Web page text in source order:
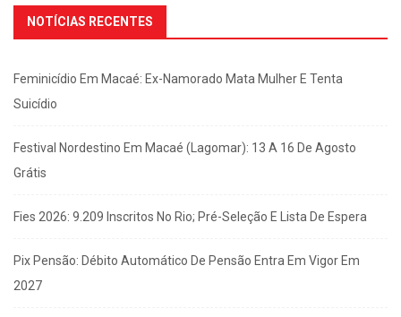
NOTÍCIAS RECENTES
Feminicídio Em Macaé: Ex-Namorado Mata Mulher E Tenta
Suicídio
Festival Nordestino Em Macaé (Lagomar): 13 A 16 De Agosto
Grátis
Fies 2026: 9.209 Inscritos No Rio; Pré-Seleção E Lista De Espera
Pix Pensão: Débito Automático De Pensão Entra Em Vigor Em
2027